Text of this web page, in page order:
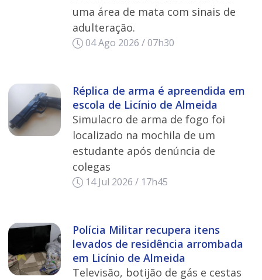
uma área de mata com sinais de
adulteração.
04 Ago 2026 / 07h30
Réplica de arma é apreendida em
escola de Licínio de Almeida
Simulacro de arma de fogo foi
localizado na mochila de um
estudante após denúncia de
colegas
14 Jul 2026 / 17h45
Polícia Militar recupera itens
levados de residência arrombada
em Licínio de Almeida
Televisão, botijão de gás e cestas